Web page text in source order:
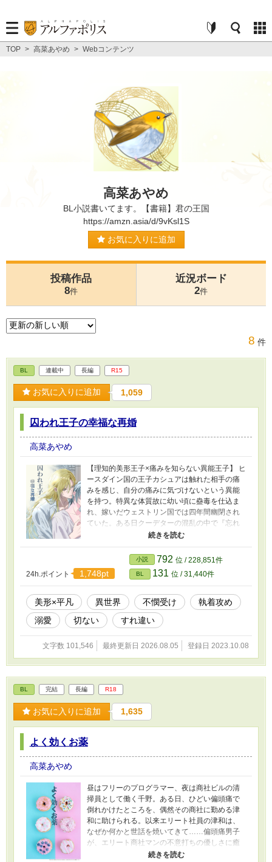
TOP > 高菜あやめ > Webコンテンツ
高菜あやめ
BL小説書いてます。【書籍】君の王国
https://amzn.asia/d/9vKsl1S
お気に入りに追加
投稿作品
8件
近況ボード
2件
8 件
BL 連載中 長編 R15
お気に入りに追加 1,059
囚われ王子の幸福な再婚
高菜あやめ
【理知的美形王子×痛みを知らない異能王子】 ヒ
ースダイン国の王子カシュアは触れた相手の痛
みを感じ、自分の痛みに気づけないという異能
を持つ。特異な体質故に幼い頃に蠱毒を仕込ま
れ、嫁いだウェストリン国では四年間幽閉され
ていた。ある日クーデターの混乱の中で『忘れ
られた王子』として再び日の目をみることに。
前国王の側室だった彼は存在を持て余された
末、冷徹で無口な第二王子バージルの妃として
再婚を命じられる。そんなバージルが、なぜか
カシュアに不器用な優しさを向けるのは、かつ
て妖精物語に恋した少年だったから。傷だらけ
の再婚から始まる二人の行く末は……。
24h.ポイント 1,748pt
小説 792 位 / 228,851件
BL 131 位 / 31,440件
美形×平凡 異世界 不憫受け
執着攻め
溺愛
切ない すれ違い
文字数 101,546 最終更新日 2026.08.05 登録日 2023.10.08
BL 完結 長編 R18
お気に入りに追加 1,635
よく効くお薬
高菜あやめ
昼はフリーのプログラマー、夜は商社ビルの清
掃員として働く千野。ある日、ひどい偏頭痛で
倒れかけたところを、偶然その商社に勤める津
和に助けられる。以来エリート社員の津和は、
なぜか何かと世話を焼いてきて……偏頭痛男子
が、エリート商社マンの不意打ちの優しさに癒
される、頭痛よりもずっと厄介であたたかい癒